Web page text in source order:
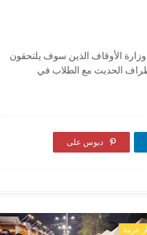
الأوقاف الذين سوف يلتحقون
الحديث مع الطلاب في
دبوس على
عربية